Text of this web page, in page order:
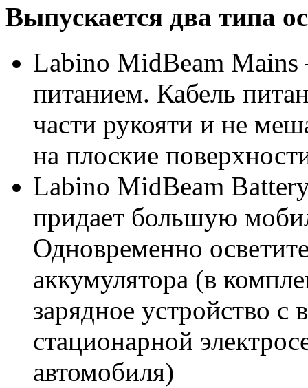
Выпускается два типа
Labino MidBeam Mains
питанием. Кабель
части рукояти и не
на плоские
Labino MidBeam
придает большую
Одновременно
аккумулятора (в
зарядное устройство с
стационарной
автомобиля)